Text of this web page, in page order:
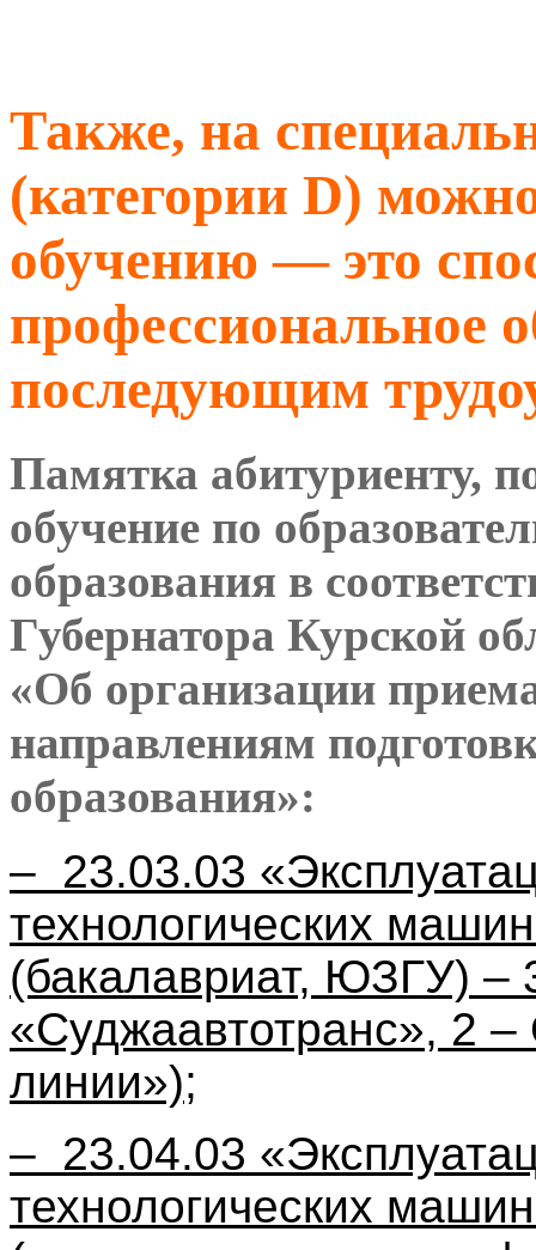
Также, на
(категории D)
обучению — это
профессиональное
последующим
Памятка абитуриенту,
обучение по
образования в
Губернатора Курской
«Об организации
направлениям
образования»:
– 23.03.03
технологических
(бакалавриат, ЮЗГУ) –
«Суджаавтотранс», 2
линии»);
– 23.04.03
технологических